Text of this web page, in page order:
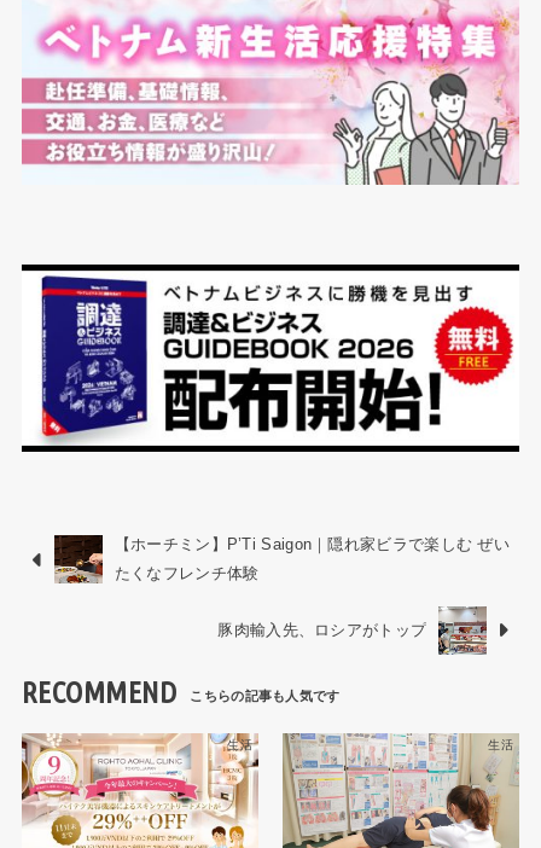
【ホーチミン】P’Ti Saigon｜隠れ家ビラで楽しむ ぜい
たくなフレンチ体験
豚肉輸入先、ロシアがトップ
RECOMMEND
生活 生活